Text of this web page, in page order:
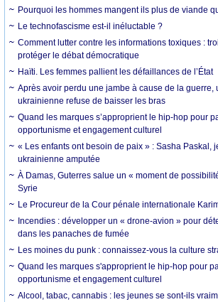
Pourquoi les hommes mangent ils plus de viande
Le technofascisme est-il inéluctable ?
Comment lutter contre les informations toxiques :
protéger le débat démocratique
Haïti. Les femmes pallient les défaillances de l’État
Après avoir perdu une jambe à cause de la guerre,
ukrainienne refuse de baisser les bras
Quand les marques s’approprient le hip-hop pour
opportunisme et engagement culturel
« Les enfants ont besoin de paix » : Sasha Paskal,
ukrainienne amputée
À Damas, Guterres salue un « moment de
Syrie
Le Procureur de la Cour pénale internationale
Incendies : développer un « drone-avion » pour
dans les panaches de fumée
Les moines du punk : connaissez-vous la culture
Quand les marques s'approprient le hip-hop pour
opportunisme et engagement culturel
Alcool, tabac, cannabis : les jeunes se sont-ils